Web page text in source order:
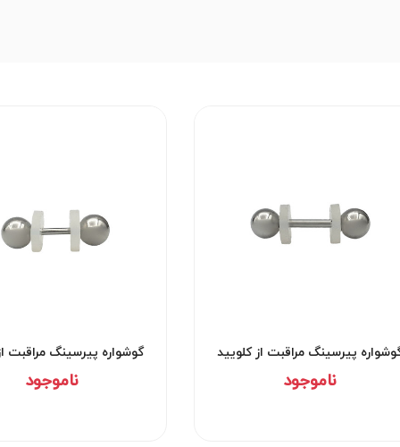
پیرسینگ مراقبت از کلویید
کد۲۹۵۲
ناموجود
گوشواره پیرسینگ مراقبت
ناموجود